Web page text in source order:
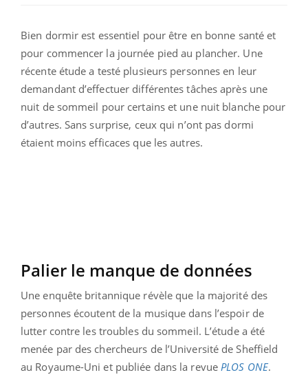
Bien dormir est essentiel pour être en bonne santé et
pour commencer la journée pied au plancher. Une
récente étude a testé plusieurs personnes en leur
demandant d’effectuer différentes tâches après une
nuit de sommeil pour certains et une nuit blanche pour
d’autres. Sans surprise, ceux qui n’ont pas dormi
étaient moins efficaces que les autres.
Palier le manque de données
Une enquête britannique révèle que la majorité des
personnes écoutent de la musique dans l’espoir de
lutter contre les troubles du sommeil. L’étude a été
menée par des chercheurs de l’Université de Sheffield
au Royaume-Uni et publiée dans la revue PLOS ONE.